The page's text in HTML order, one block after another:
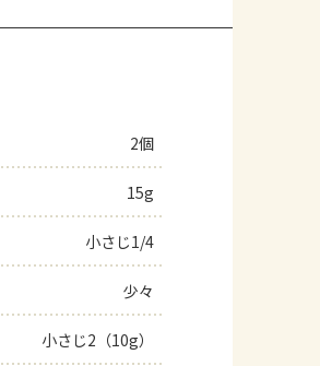
レシピ
トーク
よくあるお問い合わせ
2個
15g
小さじ1/4
少々
小さじ2（10g）